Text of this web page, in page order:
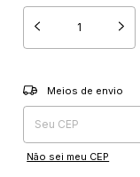
Entregas para o CEP:
Meios de envio
Não sei meu CEP